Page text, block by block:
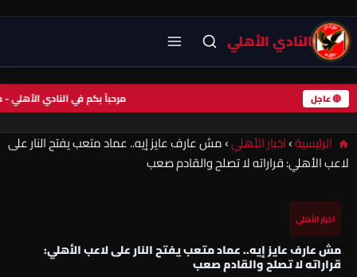
النادي الأهلي
🔴 عاجل مرحباً بكم في النادي
الرئيسية›اخبار الأهلي›مش عارف عايز إيه.. عماد متعب يفتح النار على
لاعب الأهلي: قراراته لا تصلح والقادم صعب
اخبار الأهلي
مش عارف عايز إيه.. عماد متعب يفتح النار على لاعب الأهلي:
قراراته لا تصلح والقادم صعب